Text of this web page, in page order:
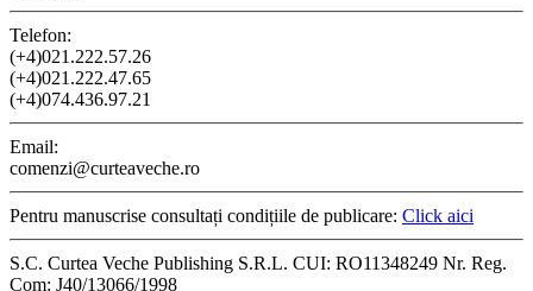
Telefon:
(+4)021.222.57.26
(+4)021.222.47.65
(+4)074.436.97.21
Email:
comenzi@curteaveche.ro
Pentru manuscrise consultați condițiile de publicare: Click aici
S.C. Curtea Veche Publishing S.R.L. CUI: RO11348249 Nr. Reg.
Com: J40/13066/1998